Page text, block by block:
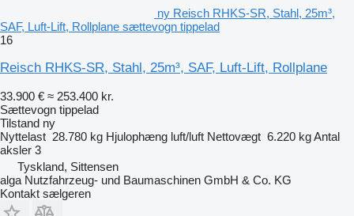
ny Reisch RHKS-SR, Stahl, 25m³,
SAF, Luft-Lift, Rollplane sættevogn tippelad
16
Reisch RHKS-SR, Stahl, 25m³, SAF, Luft-Lift, Rollplane
33.900 € ≈ 253.400 kr.
Sættevogn tippelad
Tilstand ny
Nyttelast 28.780 kg Hjulophæng luft/luft Nettovægt 6.220 kgAntal
aksler 3
Tyskland, Sittensen
alga Nutzfahrzeug- und Baumaschinen GmbH & Co. KG
Kontakt sælgeren